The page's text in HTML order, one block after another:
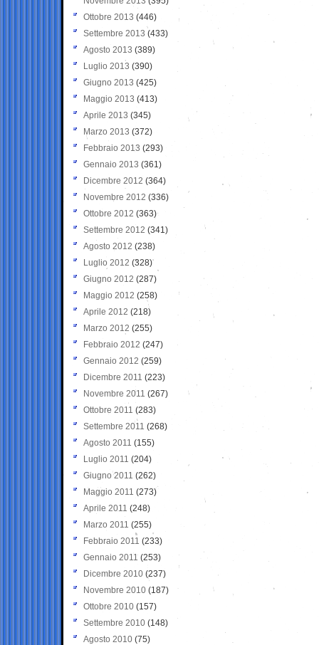
Ottobre 2013 (446)
Settembre 2013 (433)
Agosto 2013 (389)
Luglio 2013 (390)
Giugno 2013 (425)
Maggio 2013 (413)
Aprile 2013 (345)
Marzo 2013 (372)
Febbraio 2013 (293)
Gennaio 2013 (361)
Dicembre 2012 (364)
Novembre 2012 (336)
Ottobre 2012 (363)
Settembre 2012 (341)
Agosto 2012 (238)
Luglio 2012 (328)
Giugno 2012 (287)
Maggio 2012 (258)
Aprile 2012 (218)
Marzo 2012 (255)
Febbraio 2012 (247)
Gennaio 2012 (259)
Dicembre 2011 (223)
Novembre 2011 (267)
Ottobre 2011 (283)
Settembre 2011 (268)
Agosto 2011 (155)
Luglio 2011 (204)
Giugno 2011 (262)
Maggio 2011 (273)
Aprile 2011 (248)
Marzo 2011 (255)
Febbraio 2011 (233)
Gennaio 2011 (253)
Dicembre 2010 (237)
Novembre 2010 (187)
Ottobre 2010 (157)
Settembre 2010 (148)
Agosto 2010 (75)